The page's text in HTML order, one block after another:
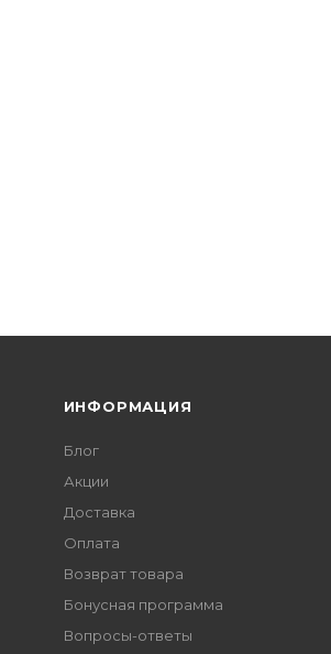
ИНФОРМАЦИЯ
Блог
Акции
Доставка
Оплата
Возврат товара
Бонусная программа
Вопросы-ответы